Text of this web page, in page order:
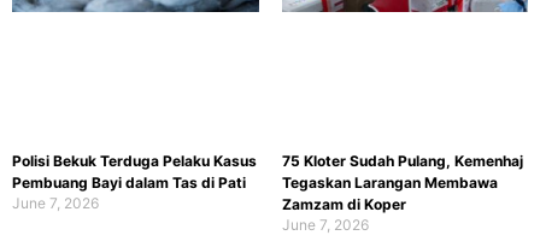
Polisi Bekuk Terduga Pelaku Kasus
Pembuang Bayi dalam Tas di Pati
June 7, 2026
75 Kloter Sudah Pulang, Kemenhaj
Tegaskan Larangan Membawa
Zamzam di Koper
June 7, 2026